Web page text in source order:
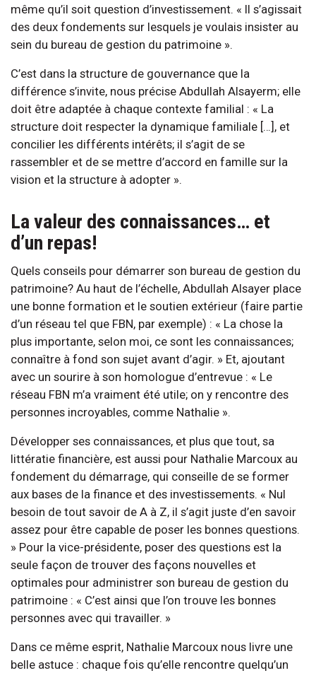
même qu’il soit question d’investissement. « Il s’agissait
des deux fondements sur lesquels je voulais insister au
sein du bureau de gestion du patrimoine ».
C’est dans la structure de gouvernance que la
différence s’invite, nous précise Abdullah Alsayerm; elle
doit être adaptée à chaque contexte familial : « La
structure doit respecter la dynamique familiale […], et
concilier les différents intérêts; il s’agit de se
rassembler et de se mettre d’accord en famille sur la
vision et la structure à adopter ».
La valeur des connaissances… et
d’un repas!
Quels conseils pour démarrer son bureau de gestion du
patrimoine? Au haut de l’échelle, Abdullah Alsayer place
une bonne formation et le soutien extérieur (faire partie
d’un réseau tel que FBN, par exemple) : « La chose la
plus importante, selon moi, ce sont les connaissances;
connaître à fond son sujet avant d’agir. » Et, ajoutant
avec un sourire à son homologue d’entrevue : « Le
réseau FBN m’a vraiment été utile; on y rencontre des
personnes incroyables, comme Nathalie ».
Développer ses connaissances, et plus que tout, sa
littératie financière, est aussi pour Nathalie Marcoux au
fondement du démarrage, qui conseille de se former
aux bases de la finance et des investissements. « Nul
besoin de tout savoir de A à Z, il s’agit juste d’en savoir
assez pour être capable de poser les bonnes questions.
» Pour la vice-présidente, poser des questions est la
seule façon de trouver des façons nouvelles et
optimales pour administrer son bureau de gestion du
patrimoine : « C’est ainsi que l’on trouve les bonnes
personnes avec qui travailler. »
Dans ce même esprit, Nathalie Marcoux nous livre une
belle astuce : chaque fois qu’elle rencontre quelqu’un